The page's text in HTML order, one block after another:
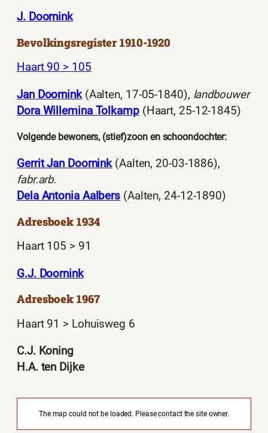
J. Doornink
Bevolkingsregister 1910-1920
Haart 90 > 105
Jan Doornink(Aalten, 17-05-1840), landbouwer
Dora Willemina Tolkamp(Haart, 25-12-1845)
Volgende bewoners, (stief)zoon en schoondochter:
Gerrit Jan Doornink(Aalten, 20-03-1886),
fabr.arb.
Dela Antonia Aalbers (Aalten, 24-12-1890)
Adresboek 1934
Haart 105 > 91
G.J. Doornink
Adresboek 1967
Haart 91 > Lohuisweg 6
C.J. Koning
H.A. ten Dijke
The map could not be loaded. Please contact the site owner.